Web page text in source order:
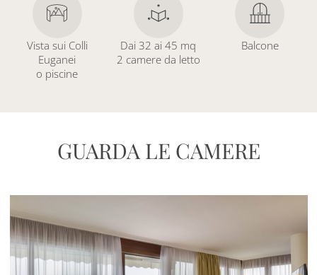
Vista sui Colli
Euganei
o piscine
Dai 32 ai 45 mq
2 camere da letto
Balcone
GUARDA LE CAMERE